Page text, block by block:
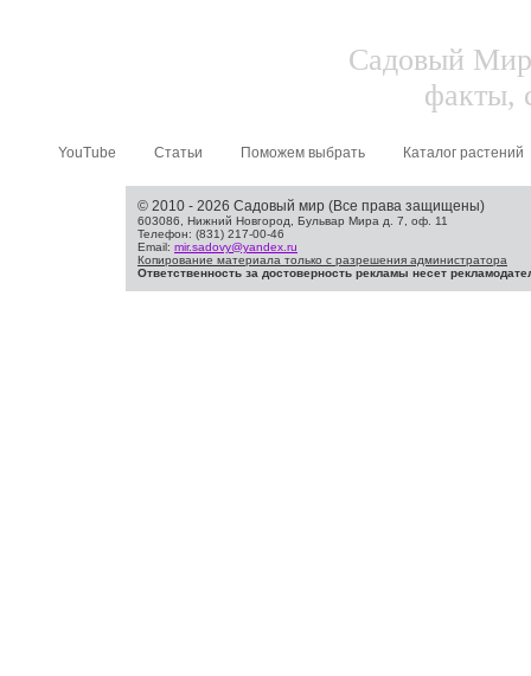
Садовый
факты,
YouTube Статьи Поможем выбрать Каталог растений
© 2010 - 2026 Садовый мир (Все права защищены)
603086, Нижний Новгород, Бульвар Мира д. 7, оф. 11
Телефон: (831) 217-00-46
Email: mir.sadovy@yandex.ru
Копирование материала только с разрешения администратора
Ответственность за достоверность рекламы несет